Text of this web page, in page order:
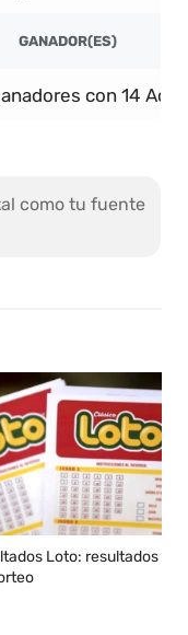
GANADOR(ES)
con 14
como tu fuente
Loto: resultados